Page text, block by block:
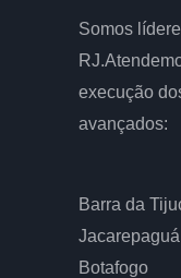
Somos
execução
avançados:
Barra da
Jacarepaguá
Botafogo